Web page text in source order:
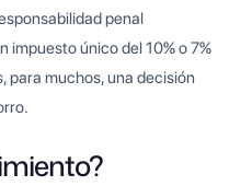
penal
impuesto único del 10% o 7%
para muchos, una decisión